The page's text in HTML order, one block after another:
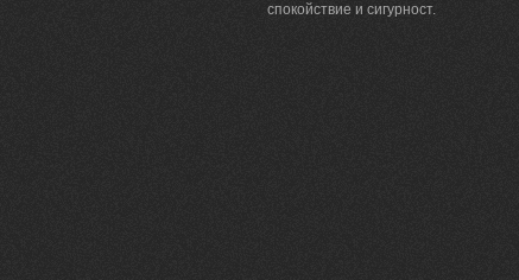
спокойствие и сигурност.